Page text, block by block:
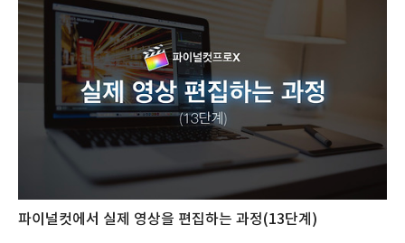
파이널컷에서 실제 영상을 편집하는 과정(13단계)